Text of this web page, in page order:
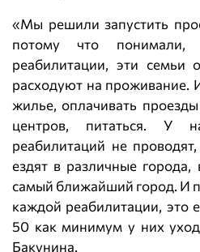
«Мы решили запустить
потому что
реабилитации, эти семьи
расходуют на проживание.
жилье, оплачивать
центров, питаться. У
реабилитаций не
ездят в различные
самый ближайший город. И
каждой реабилитации, это
50 как минимум у них
Бакунина.